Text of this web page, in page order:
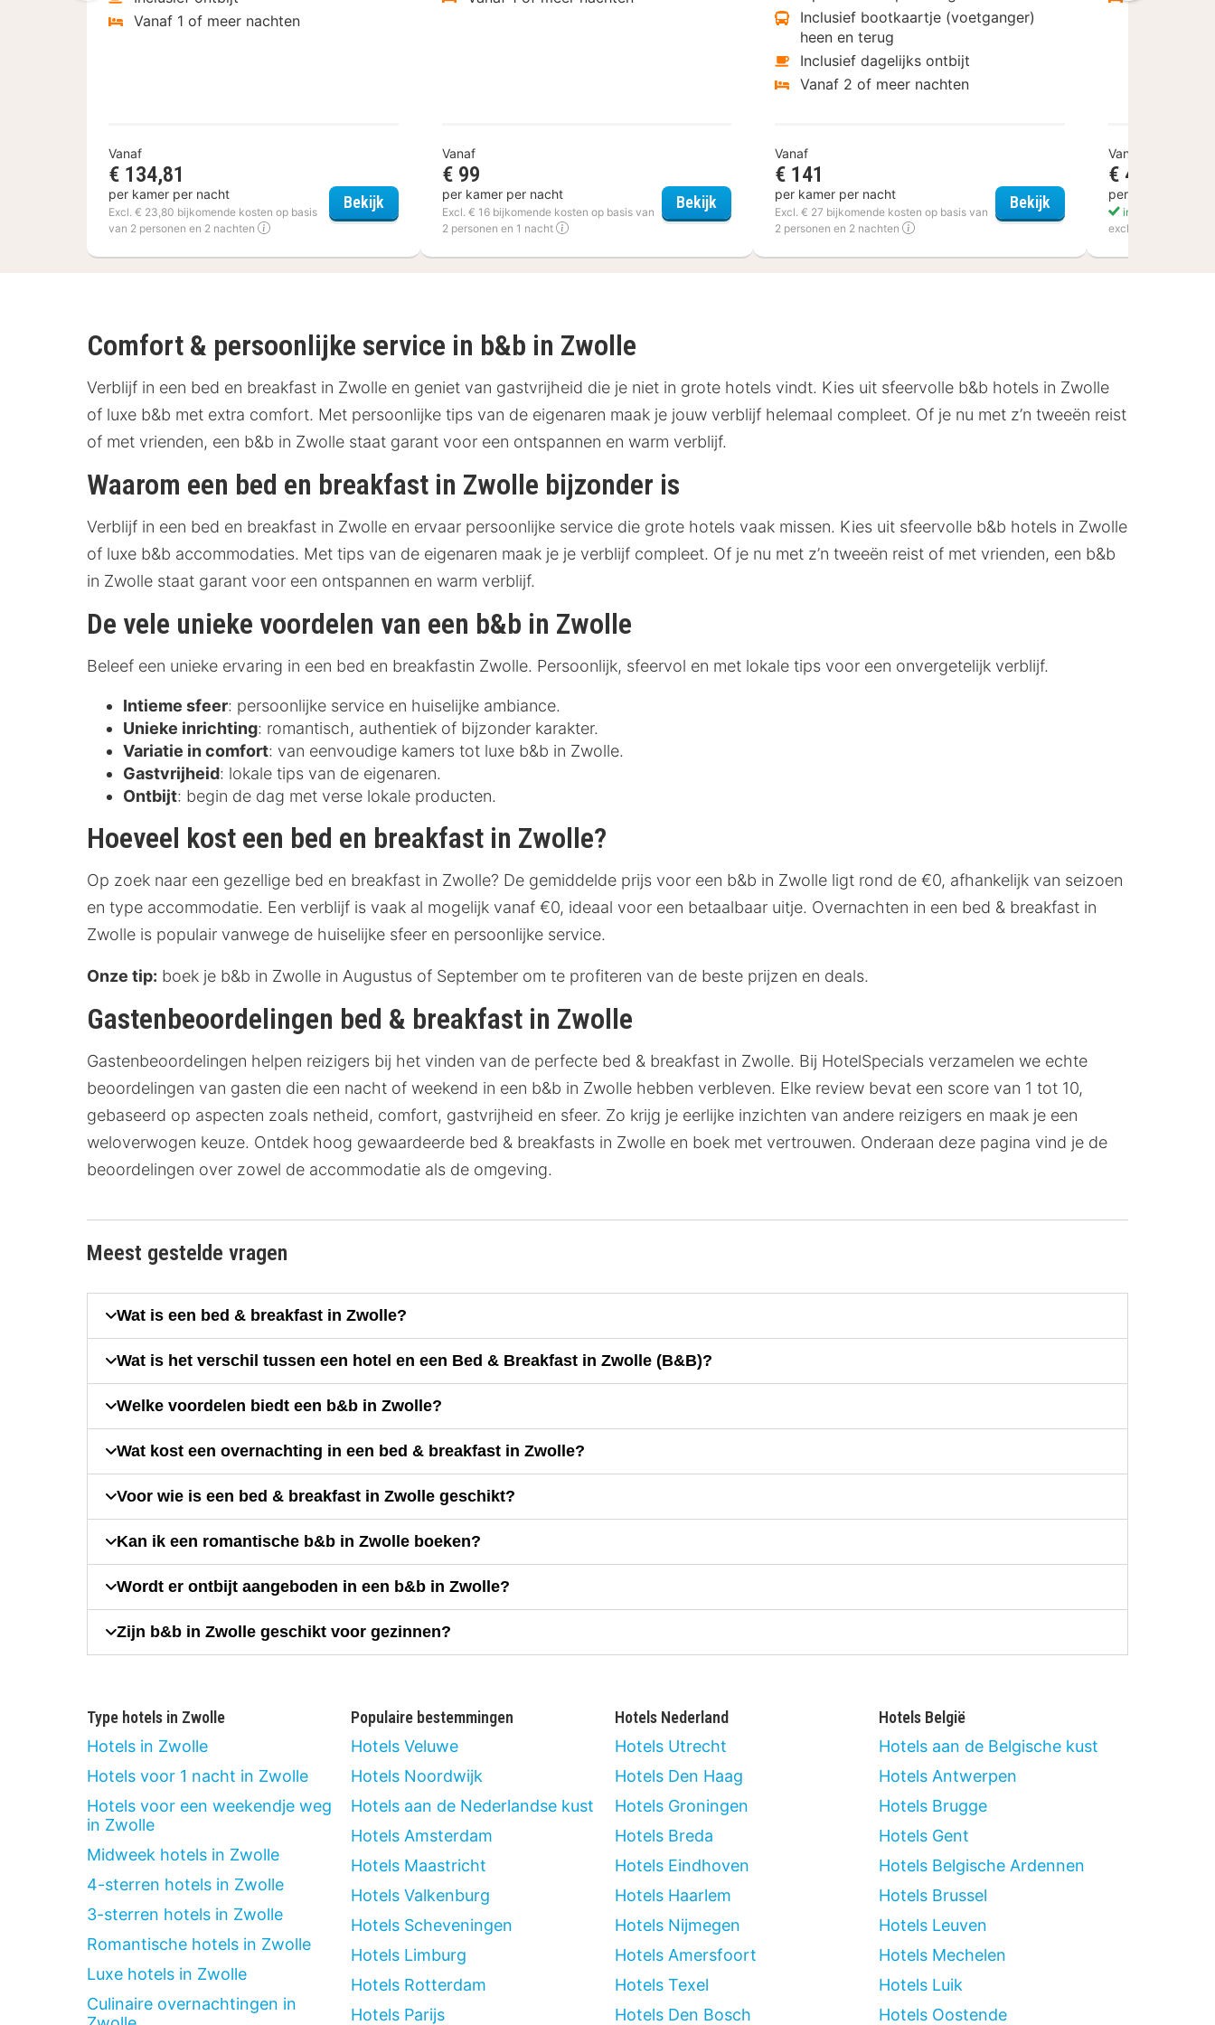
Vanaf 1 of meer nachten
Vanaf
€ 134,81
per kamer per nacht
Excl. € 23,80 bijkomende kosten op basis
van 2 personen en 2 nachten
BekijkVan der Valk Hotel Harderwijk op de Veluwe
Vanaf
€ 99
per kamer per nacht
Excl. € 16 bijkomende kosten op basis van
2 personen en 1 nacht
Bekijk Fletcher Hotel-Restaurant Victoria-Hoenderloo
Inclusief bootkaartje (voetganger)
heen en terug
Inclusief dagelijks ontbijt
Vanaf 2 of meer nachten
Vanaf
€ 141
per kamer per nacht
Excl. € 27 bijkomende kosten op basis van
2 personen en 2 nachten
BekijkHotel Den Helder
Vanaf
€ 49,50
per kamer per
incl. citytax
excl. servicekosten
Comfort & persoonlijke service in b&b in Zwolle
Verblijf in een bed en breakfast in Zwolle en geniet van gastvrijheid die je niet in grote hotels vindt. Kies uit sfeervolle b&b hotels in Zwolle
of luxe b&b met extra comfort. Met persoonlijke tips van de eigenaren maak je jouw verblijf helemaal compleet. Of je nu met z’n tweeën reist
of met vrienden, een b&b in Zwolle staat garant voor een ontspannen en warm verblijf.
Waarom een bed en breakfast in Zwolle bijzonder is
Verblijf in een bed en breakfast in Zwolle en ervaar persoonlijke service die grote hotels vaak missen. Kies uit sfeervolle b&b hotels in Zwolle
of luxe b&b accommodaties. Met tips van de eigenaren maak je je verblijf compleet. Of je nu met z’n tweeën reist of met vrienden, een b&b
in Zwolle staat garant voor een ontspannen en warm verblijf.
De vele unieke voordelen van een b&b in Zwolle
Beleef een unieke ervaring in een bed en breakfastin Zwolle. Persoonlijk, sfeervol en met lokale tips voor een onvergetelijk verblijf.
Intieme sfeer: persoonlijke service en huiselijke ambiance.
Unieke inrichting: romantisch, authentiek of bijzonder karakter.
Variatie in comfort: van eenvoudige kamers tot luxe b&b in Zwolle.
Gastvrijheid: lokale tips van de eigenaren.
Ontbijt: begin de dag met verse lokale producten.
Hoeveel kost een bed en breakfast in Zwolle?
Op zoek naar een gezellige bed en breakfast in Zwolle? De gemiddelde prijs voor een b&b in Zwolle ligt rond de €0, afhankelijk van seizoen
en type accommodatie. Een verblijf is vaak al mogelijk vanaf €0, ideaal voor een betaalbaar uitje. Overnachten in een bed & breakfast in
Zwolle is populair vanwege de huiselijke sfeer en persoonlijke service.
Onze tip: boek je b&b in Zwolle in Augustus of September om te profiteren van de beste prijzen en deals.
Gastenbeoordelingen bed & breakfast in Zwolle
Gastenbeoordelingen helpen reizigers bij het vinden van de perfecte bed & breakfast in Zwolle. Bij HotelSpecials verzamelen we echte
beoordelingen van gasten die een nacht of weekend in een b&b in Zwolle hebben verbleven. Elke review bevat een score van 1 tot 10,
gebaseerd op aspecten zoals netheid, comfort, gastvrijheid en sfeer. Zo krijg je eerlijke inzichten van andere reizigers en maak je een
weloverwogen keuze. Ontdek hoog gewaardeerde bed & breakfasts in Zwolle en boek met vertrouwen. Onderaan deze pagina vind je de
beoordelingen over zowel de accommodatie als de omgeving.
Meest gestelde vragen
Wat is een bed & breakfast in Zwolle?
Wat is het verschil tussen een hotel en een Bed & Breakfast in Zwolle (B&B)?
Welke voordelen biedt een b&b in Zwolle?
Wat kost een overnachting in een bed & breakfast in Zwolle?
Voor wie is een bed & breakfast in Zwolle geschikt?
Kan ik een romantische b&b in Zwolle boeken?
Wordt er ontbijt aangeboden in een b&b in Zwolle?
Zijn b&b in Zwolle geschikt voor gezinnen?
Type hotels in Zwolle
Hotels in Zwolle
Hotels voor 1 nacht in Zwolle
Hotels voor een weekendje weg
in Zwolle
Midweek hotels in Zwolle
4-sterren hotels in Zwolle
3-sterren hotels in Zwolle
Romantische hotels in Zwolle
Luxe hotels in Zwolle
Culinaire overnachtingen in
Populaire bestemmingen
Hotels Veluwe
Hotels Noordwijk
Hotels aan de Nederlandse kust
Hotels Amsterdam
Hotels Maastricht
Hotels Valkenburg
Hotels Scheveningen
Hotels Limburg
Hotels Rotterdam
Hotels Parijs
Hotels Nederland
Hotels Utrecht
Hotels Den Haag
Hotels Groningen
Hotels Breda
Hotels Eindhoven
Hotels Haarlem
Hotels Nijmegen
Hotels Amersfoort
Hotels Texel
Hotels Den Bosch
Hotels België
Hotels aan de Belgische kust
Hotels Antwerpen
Hotels Brugge
Hotels Gent
Hotels Belgische Ardennen
Hotels Brussel
Hotels Leuven
Hotels Mechelen
Hotels Luik
Hotels Oostende